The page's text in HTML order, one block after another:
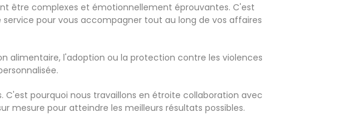
être complexes et émotionnellement éprouvantes. C'est
pour vous accompagner tout au long de vos affaires
alimentaire, l'adoption ou la protection contre les violences
pourquoi nous travaillons en étroite collaboration avec
mesure pour atteindre les meilleurs résultats possibles.